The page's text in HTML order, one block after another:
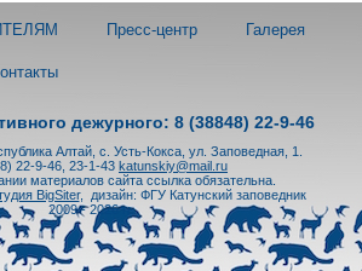
Пресс-центр Галерея
дежурного: 8 (38848) 22-9-46
Алтай, с. Усть-Кокса, ул. Заповедная, 1.
22-9-46, 23-1-43 katunskiy@mail.ru
материалов сайта ссылка обязательна.
BigSiter,
дизайн: ФГУ Катунский заповедник
2009 - 2026 гг.